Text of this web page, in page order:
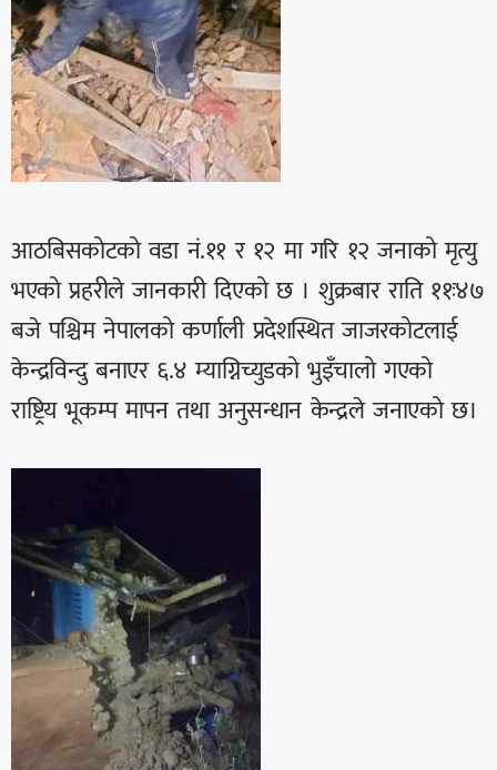
आठबिसकोटको वडा नं.११ र १२ मा गरि १२ जनाको मृत्यु
भएको प्रहरीले जानकारी दिएको छ । शुक्रबार राति ११ः४७
बजे पश्चिम नेपालको कर्णाली प्रदेशस्थित जाजरकोटलाई
केन्द्रविन्दु बनाएर ६.४ म्याग्निच्युडको भुइँचालो गएको
राष्ट्रिय भूकम्प मापन तथा अनुसन्धान केन्द्रले जनाएको छ।